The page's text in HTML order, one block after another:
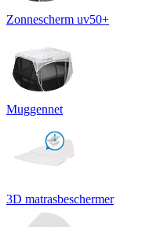
Zonnescherm uv50+
Muggennet
3D matrasbeschermer